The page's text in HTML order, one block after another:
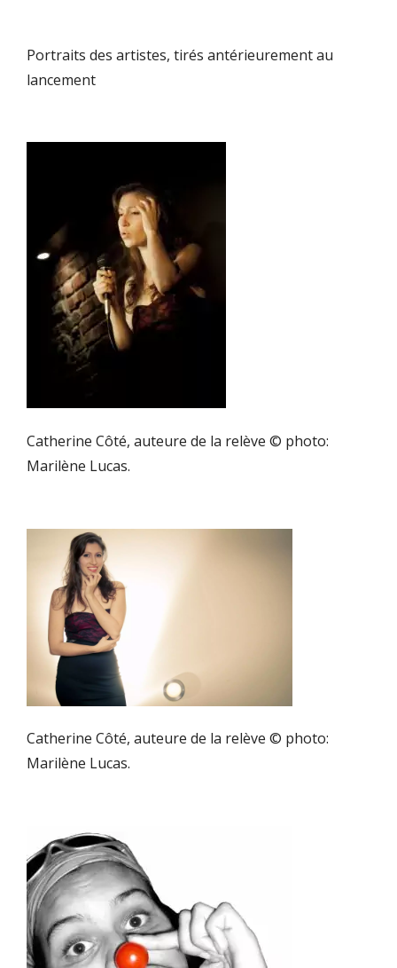
Portraits des artistes, tirés antérieurement au
lancement
Catherine Côté, auteure de la relève © photo:
Marilène Lucas.
Catherine Côté, auteure de la relève © photo:
Marilène Lucas.